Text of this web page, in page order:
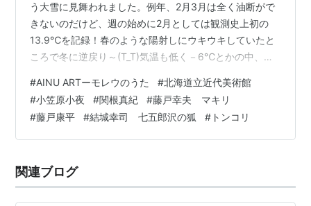
う大雪に見舞われました。例年、2月3月は全く油断がで
きないのだけど、週の始めに2月としては観測史上初の
13.9℃を記録！春のような陽射しにウキウキしていたと
ころで冬に逆戻り～(T_T)気温も低く－6℃とかの中、終
てきました。昨日で終了の会場もあり全部は観られず残
念、気づくの遅すぎ…。 北海道立近代美術館「AINU ART
ーモレウのうた」 藤戸康平さんの世界 結城幸司さんの版
画 北海道立近代美術館「AINU ARTーモレウのうた」 こ
催中…
#AINU ARTーモレウのうた #北海道立近代美術館
#小笠原小夜 #関根真紀 #藤戸幸夫 マキリ
#藤戸康平 #結城幸司 七五郎沢の狐 # トンコリ
関連ブログ